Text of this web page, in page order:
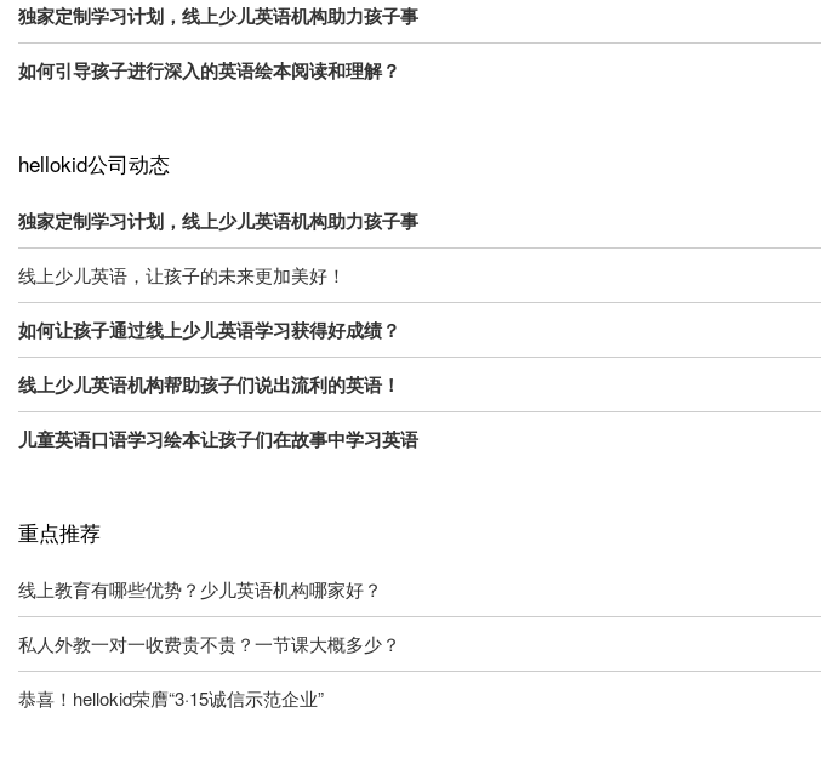
独家定制学习计划，线上少儿英语机构助力孩子事
如何引导孩子进行深入的英语绘本阅读和理解？
hellokid公司动态
独家定制学习计划，线上少儿英语机构助力孩子事
线上少儿英语，让孩子的未来更加美好！
如何让孩子通过线上少儿英语学习获得好成绩？
线上少儿英语机构帮助孩子们说出流利的英语！
儿童英语口语学习绘本让孩子们在故事中学习英语
重点推荐
线上教育有哪些优势？少儿英语机构哪家好？
私人外教一对一收费贵不贵？一节课大概多少？
恭喜！hellokid荣膺“3·15诚信示范企业”